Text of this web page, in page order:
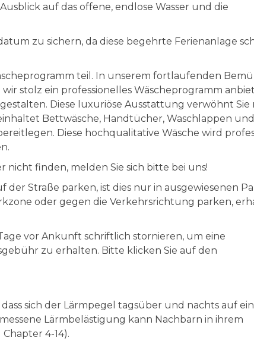
auf das offene, endlose Wasser und die
zu sichern, da diese begehrte Ferienanlage
teil. In unserem fortlaufenden
stolz ein professionelles Wäscheprogramm
Diese luxuriöse Ausstattung verwöhnt Sie
Bettwäsche, Handtücher, Waschlappen und
Diese hochqualitative Wäsche wird
nicht finden, melden Sie sich bitte bei uns!
der Straße parken, ist dies nur in ausgewiesenen
oder gegen die Verkehrsrichtung parken,
vor Ankunft schriftlich stornieren, um eine
zu erhalten. Bitte klicken Sie auf den
sich der Lärmpegel tagsüber und nachts auf
Lärmbelästigung kann Nachbarn in ihrem
4-14).